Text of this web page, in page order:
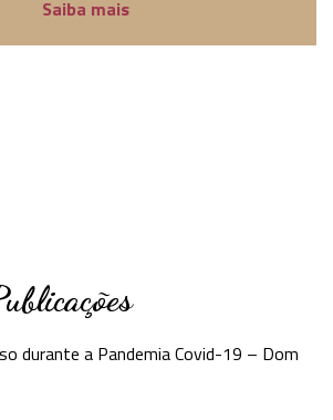
Saiba mais
durante a Pandemia Covid-19 – Dom